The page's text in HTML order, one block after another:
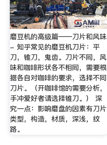
磨豆机的高级篇——刀片和风味
- 知乎常见的磨豆机刀片：平
刀，锥刀，鬼齿。刀片不同，风
味和咖啡形状各不相同，需要根
据各自对咖啡的要求，选择不同
刀片。（开咖啡馆的需要分析，
手冲爱好者请选择锥刀。） 深
究一点：影响磨盘的因素有刀片
类型，构造，材质，深浅，纹
路。